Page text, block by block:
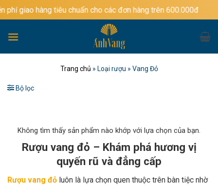
Bỏ
qua
dung
tiêu chuẩn cho các đơn hàng trên 600.000đ
Trang chủ » Loại rượu » Vang Đỏ
Bộ lọc
Không tìm thấy sản phẩm nào khớp với lựa chọn của bạn.
Rượu vang đỏ – Khám phá hương vị
quyến rũ và đẳng cấp
Rượu vang đỏ luôn là lựa chọn quen thuộc trên bàn tiệc nhờ